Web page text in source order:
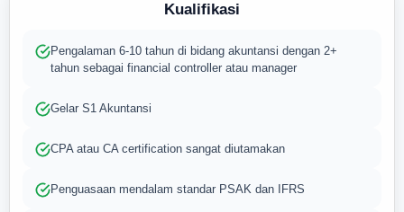
Kualifikasi
Pengalaman 6-10 tahun di bidang akuntansi dengan 2+
tahun sebagai financial controller atau manager
Gelar S1 Akuntansi
CPA atau CA certification sangat diutamakan
Penguasaan mendalam standar PSAK dan IFRS